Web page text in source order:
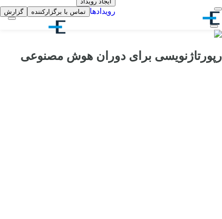
رویدادها تماس با برگزارکننده گزارش
رپورتاژنویسی برای دوران هوش مصنوعی